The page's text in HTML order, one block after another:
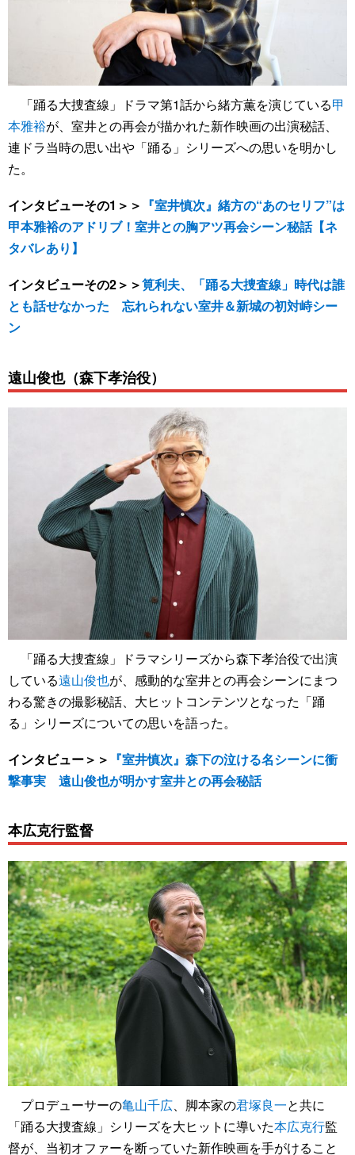
「踊る大捜査線」ドラマ第1話から緒方薫を演じている甲
本雅裕が、室井との再会が描かれた新作映画の出演秘話、
連ドラ当時の思い出や「踊る」シリーズへの思いを明かし
た。
インタビューその1＞＞ 『室井慎次』緒方の“あのセリフ”は
甲本雅裕のアドリブ！室井との胸アツ再会シーン秘話【ネ
タバレあり】
インタビューその2＞＞筧利夫、「踊る大捜査線」時代は誰
とも話せなかった 忘れられない室井＆新城の初対峙シー
ン
遠山俊也（森下孝治役）
「踊る大捜査線」ドラマシリーズから森下孝治役で出演
している遠山俊也が、感動的な室井との再会シーンにまつ
わる驚きの撮影秘話、大ヒットコンテンツとなった「踊
る」シリーズについての思いを語った。
インタビュー＞＞ 『室井慎次』森下の泣ける名シーンに衝
撃事実 遠山俊也が明かす室井との再会秘話
本広克行監督
プロデューサーの亀山千広、脚本家の君塚良一と共に
「踊る大捜査線」シリーズを大ヒットに導いた本広克行監
督が、当初オファーを断っていた新作映画を手がけること